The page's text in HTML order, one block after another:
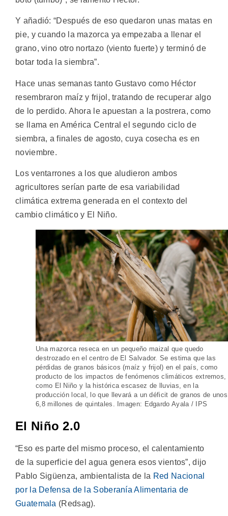
Y añadió: “Después de eso quedaron unas matas en
pie, y cuando la mazorca ya empezaba a llenar el
grano, vino otro nortazo (viento fuerte) y terminó de
botar toda la siembra”.
Hace unas semanas tanto Gustavo como Héctor
resembraron maíz y frijol, tratando de recuperar algo
de lo perdido. Ahora le apuestan a la postrera, como
se llama en América Central el segundo ciclo de
siembra, a finales de agosto, cuya cosecha es en
noviembre.
Los ventarrones a los que aludieron ambos
agricultores serían parte de esa variabilidad
climática extrema generada en el contexto del
cambio climático y El Niño.
Una mazorca reseca en un pequeño maizal que quedo
destrozado en el centro de El Salvador. Se estima que las
pérdidas de granos básicos (maíz y frijol) en el país, como
producto de los impactos de fenómenos climáticos extremos,
como El Niño y la histórica escasez de lluvias, en la
producción local, lo que llevará a un déficit de granos de unos
6,8 millones de quintales. Imagen: Edgardo Ayala / IPS
El Niño 2.0
“Eso es parte del mismo proceso, el calentamiento
de la superficie del agua genera esos vientos”, dijo
Pablo Sigüenza, ambientalista de la Red Nacional
por la Defensa de la Soberanía Alimentaria de
Guatemala (Redsag).